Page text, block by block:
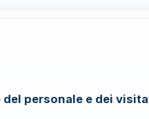
personale e dei